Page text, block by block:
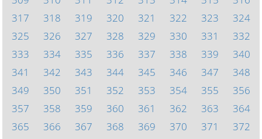
317
318 319 320 321 322 323
324
325
326 327 328 329 330 331
332
333
334 335 336 337 338 339
340
341
342 343 344 345 346 347
348
349
350 351 352 353 354 355
356
357
358 359 360 361 362 363
364
365
366 367 368 369 370 371
372